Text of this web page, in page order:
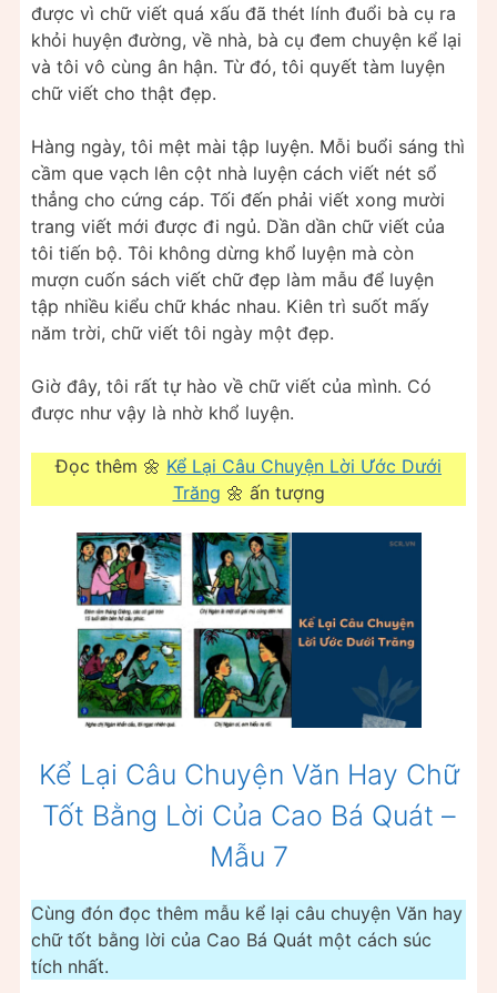
được vì chữ viết quá xấu đã thét lính đuổi bà cụ ra
khỏi huyện đường, về nhà, bà cụ đem chuyện kể lại
và tôi vô cùng ân hận. Từ đó, tôi quyết tàm luyện
chữ viết cho thật đẹp.
Hàng ngày, tôi mệt mài tập luyện. Mỗi buổi sáng thì
cầm que vạch lên cột nhà luyện cách viết nét sổ
thẳng cho cứng cáp. Tối đến phải viết xong mười
trang viết mới được đi ngủ. Dần dần chữ viết của
tôi tiến bộ. Tôi không dừng khổ luyện mà còn
mượn cuốn sách viết chữ đẹp làm mẫu để luyện
tập nhiều kiểu chữ khác nhau. Kiên trì suốt mấy
năm trời, chữ viết tôi ngày một đẹp.
Giờ đây, tôi rất tự hào về chữ viết của mình. Có
được như vậy là nhờ khổ luyện.
Đọc thêm 🌼 Kể Lại Câu Chuyện Lời Ước Dưới
Trăng 🌼 ấn tượng
Kể Lại Câu Chuyện Văn Hay Chữ
Tốt Bằng Lời Của Cao Bá Quát –
Mẫu 7
Cùng đón đọc thêm mẫu kể lại câu chuyện Văn hay
chữ tốt bằng lời của Cao Bá Quát một cách súc
tích nhất.